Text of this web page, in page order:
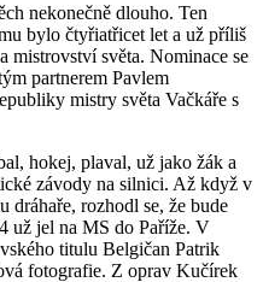
nekonečně dlouho. Ten
bylo čtyřiatřicet let a už příliš
mistrovství světa. Nominace se
partnerem Pavlem
mistry světa Vačkáře s
hokej, plaval, už jako žák a
závody na silnici. Až když v
dráhaře, rozhodl se, že bude
už jel na MS do Paříže. V
titulu Belgičan Patrik
fotografie. Z oprav Kučírek